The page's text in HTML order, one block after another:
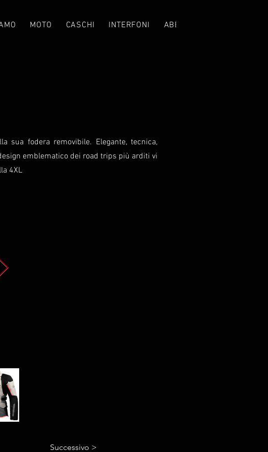
MOTO CASCHI INTERFONI ABBIGLIAMENTO
sua fodera removibile. Elegante, tecnica,
emblematico dei road trips più arditi vi
4XL
Successivo >